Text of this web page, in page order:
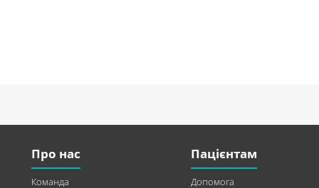
Про нас
Команда
Пацієнтам
Допомога